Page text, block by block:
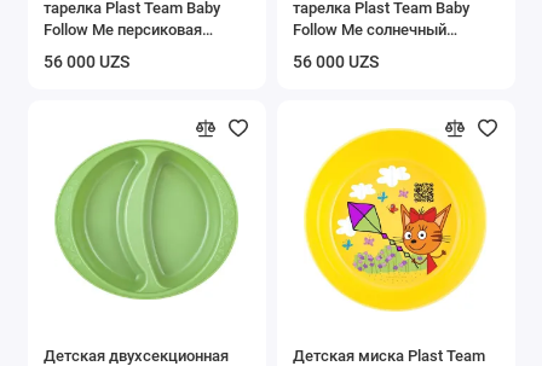
Вешалки
Этажерки и стеллажи
Сушилки для белья
Подставки для обуви
Товары для кухни
Коврики придверные
тарелка Plast Team Baby
Follow Me персиковая
56 000 UZS
тарелка Plast Team Baby
Follow Me солнечный
56 000 UZS
Детская двухсекционная
Детская миска Plast Team